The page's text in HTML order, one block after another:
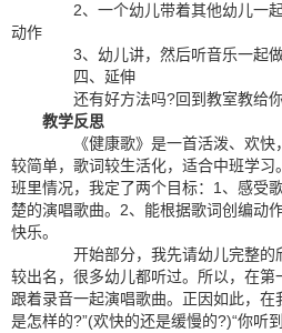
2、一个幼儿带着其他幼儿一起
动作
3、幼儿讲，然后听音乐一起
四、延伸
还有好方法吗?回到教室教给你
教学反思
《健康歌》是一首活泼、欢快
较简单，歌词较生活化，适合中班学
班里情况，我定了两个目标：1、感受
楚的演唱歌曲。2、能根据歌词创编动
快乐。
开始部分，我先请幼儿完整的
较出名，很多幼儿都听过。所以，在
跟着录音一起演唱歌曲。正因如此，在
是怎样的?”(欢快的还是缓慢的?)“你听